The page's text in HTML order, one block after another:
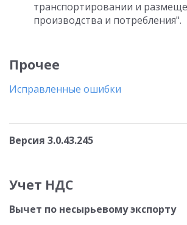
транспортировании и
производства и потребления".
Прочее
Исправленные ошибки
Версия 3.0.43.245
Учет НДС
Вычет по несырьевому экспорту